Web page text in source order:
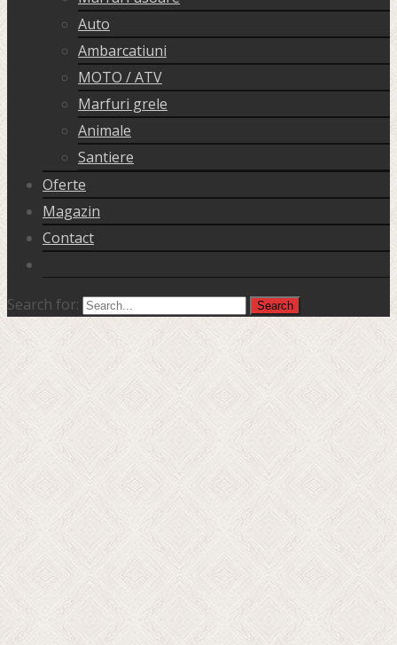
Auto
Ambarcatiuni
MOTO / ATV
Marfuri grele
Animale
Santiere
Oferte
Magazin
Contact
Search for: